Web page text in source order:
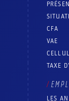
CFA
VAE
TAXE
LES